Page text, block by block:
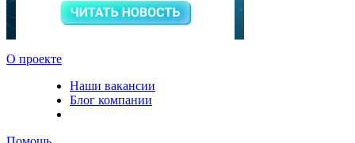
О проекте
Наши вакансии
Блог компании